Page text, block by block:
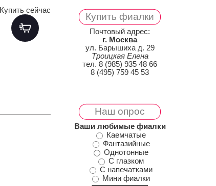
Купить сейчас
Купить фиалки
Почтовый адрес:
г. Москва
ул. Барышиха д. 29
Троицкая Елена
тел. 8 (985) 935 48 66
8 (495) 759 45 53
Наш опрос
Ваши любимые фиалки
Каемчатые
Фантазийные
Однотонные
С глазком
С напечатками
Мини фиалки